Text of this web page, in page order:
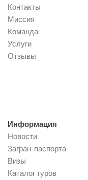
Контакты
Миссия
Команда
Услуги
Отзывы
Информация
Новости
Загран. паспорта
Визы
Каталог туров